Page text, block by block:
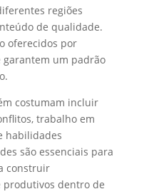
regiões
de qualidade.
oferecidos por
um padrão
costumam incluir
trabalho em
habilidades
são essenciais para
construir
produtivos dentro de